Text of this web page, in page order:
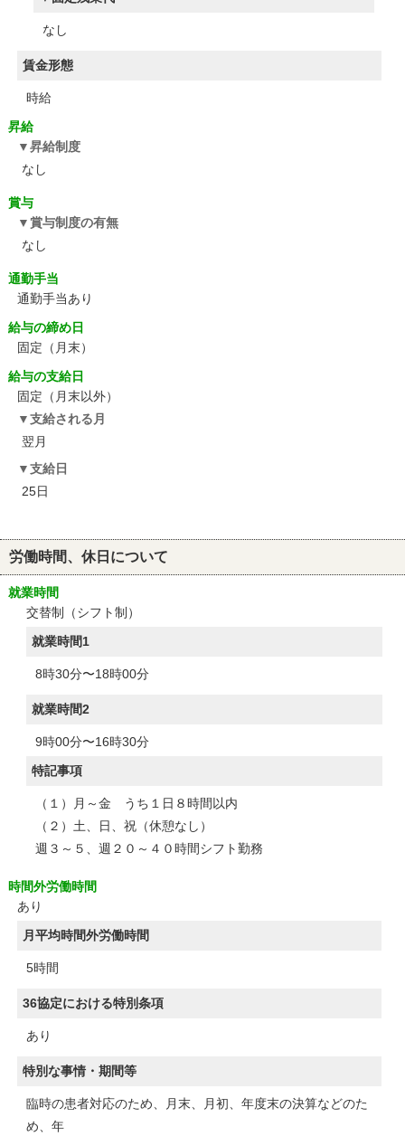
なし
賃金形態
時給
昇給
昇給制度
なし
賞与
賞与制度の有無
なし
通勤手当
通勤手当あり
給与の締め日
固定（月末）
給与の支給日
固定（月末以外）
支給される月
翌月
支給日
25日
労働時間、休日について
就業時間
交替制（シフト制）
就業時間1
8時30分〜18時00分
就業時間2
9時00分〜16時30分
特記事項
（１）月～金 うち１日８時間以内
（２）土、日、祝（休憩なし）
週３～５、週２０～４０時間シフト勤務
時間外労働時間
あり
月平均時間外労働時間
5時間
36協定における特別条項
あり
特別な事情・期間等
臨時の患者対応のため、月末、月初、年度末の決算などのた
め、年